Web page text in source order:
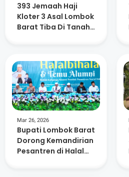
393 Jemaah Haji
Kloter 3 Asal Lombok
Barat Tiba Di Tanah
Mar 26, 2026
Bupati Lombok Barat
Dorong Kemandirian
Pesantren di Halal